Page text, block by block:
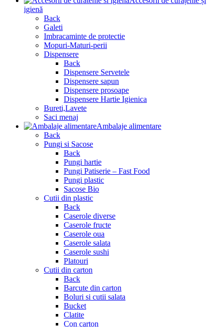
igienă
Back
Galeti
Imbracaminte de protectie
Mopuri-Maturi-perii
Dispensere
Back
Dispensere Servetele
Dispensere sapun
Dispensere prosoape
Dispensere Hartie Igienica
Bureti,Lavete
Saci menaj
Ambalaje alimentare
Back
Pungi si Sacose
Back
Pungi hartie
Pungi Patiserie – Fast Food
Pungi plastic
Sacose Bio
Cutii din plastic
Back
Caserole diverse
Caserole fructe
Caserole oua
Caserole salata
Caserole sushi
Platouri
Cutii din carton
Back
Barcute din carton
Boluri si cutii salata
Bucket
Clatite
Con carton